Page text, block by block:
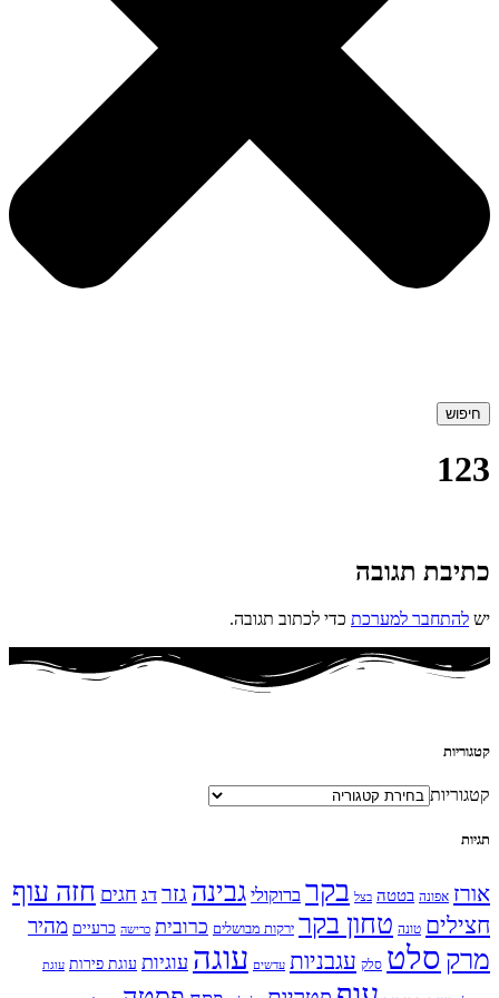
חיפוש
123
כתיבת תגובה
יש להתחבר למערכת כדי לכתוב תגובה.
קטגוריות
קטגוריות
תגיות
אורז אפונה בטטה בצל בקר ברוקולי גבינה גזר דג חגים חזה עוף
חצילים טונה טחון בקר ירקות מבושלים כרובית כרישה כרעיים מהיר
מרק סלט סלק עגבניות עדשים עוגה עוגיות עוגת פירות עוגת